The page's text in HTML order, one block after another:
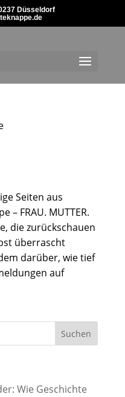
Düsseldorf
Seiten aus
– FRAU. MUTTER.
die zurückschauen
überrascht
darüber, wie tief
auf
Wie Geschichte